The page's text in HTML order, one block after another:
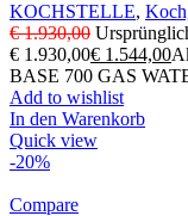
KOCHSTELLE,
€1.930,00
€ 1.930,00€ 1.544,00
BASE 700 GAS
Add to wishlist
In den Warenkorb
Quick view
-20%
Compare